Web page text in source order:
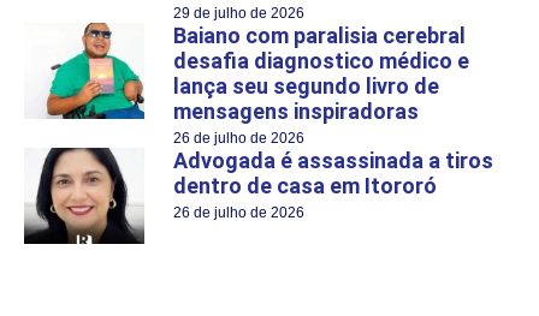
29 de julho de 2026
Baiano com paralisia cerebral
desafia diagnostico médico e
lança seu segundo livro de
mensagens inspiradoras
26 de julho de 2026
Advogada é assassinada a tiros
dentro de casa em Itororó
26 de julho de 2026